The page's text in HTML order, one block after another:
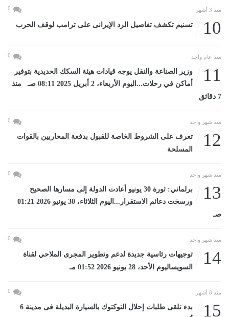
منذ 3 أشهر 0
10 تسنيم تكشف تفاصيل الرد الإيرانى على ترامب لوقف الحرب
منذ عام واحد 0
11
وزير الصناعة والنقل يوجه قيادات هيئة السكك الحديدية بتوفير
أماكن في رحلات...اليوم الأربعاء، 2 أبريل 2025 08:11 صـ منذ
7 دقائق
منذ شهر واحد 0
12
تعرف على الشروط الخاصة للقبول بدفعة المحاربين بالقوات
المسلحة
منذ شهر واحد 0
13
برلماني: ثورة 30 يونيو أعادت الدولة إلى مسارها الصحيح
ورسخت دعائم الاستقرار...اليوم الثلاثاء، 30 يونيو 2026 01:21
صـ
منذ شهر واحد 0
14
توجيهات رئاسية جديدة لدعم وتطوير المجرى الملاحي لقناة
السويساليوم الأحد، 28 يونيو 2026 01:52 مـ
منذ 8 أشهر 0
15
بدء تلقى طلبات إحلال التوكتوك بالسيارة البديلة فى مدينة 6